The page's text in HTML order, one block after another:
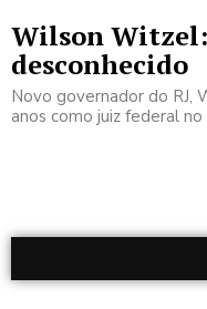
Wilson
desconhecido
Novo governador do RJ,
anos como juiz federal